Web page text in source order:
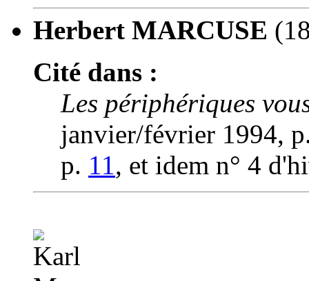
Herbert MARCUSE
Cité dans :
Les périphériques
janvier/février 1994,
p. 11, et idem n° 4